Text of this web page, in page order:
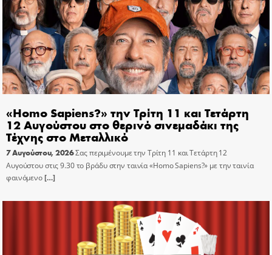
«Homo Sapiens?» την Τρίτη 11 και Τετάρτη
12 Αυγούστου στο θερινό σινεμαδάκι της
Τέχνης στο Μεταλλικό
7 Αυγούστου, 2026Σας περιμένουμε την Τρίτη 11 και Τετάρτη 12
Αυγούστου στις 9.30 το βράδυ στην ταινία «Homo Sapiens?» με την ταινία
φαινόμενο[…]